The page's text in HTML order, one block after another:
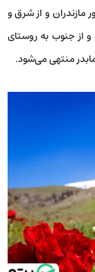
مازندران و از شرق و
و از جنوب به روستای
منتهی می‌شود.